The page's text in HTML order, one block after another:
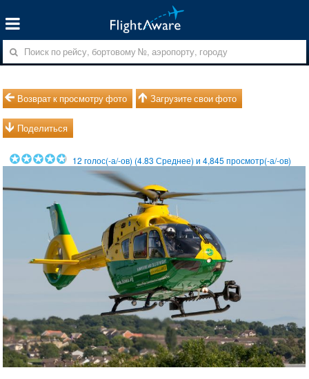
Возврат к просмотру фото Загрузите свои фото
Поделиться
12 голос(-а/-ов) (4.83 Среднее) и4,845 просмотр(-а/-ов)